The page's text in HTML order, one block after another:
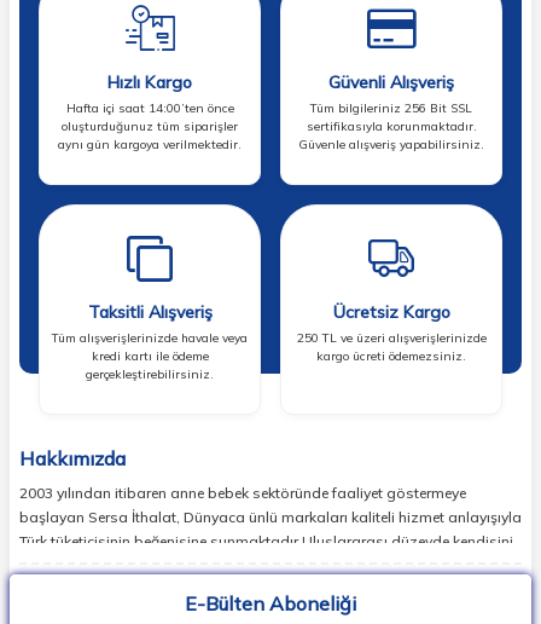
Hızlı Kargo
Hafta içi saat 14:00’ten önce
oluşturduğunuz tüm siparişler
aynı gün kargoya verilmektedir.
Güvenli Alışveriş
Tüm bilgileriniz 256 Bit SSL
sertifikasıyla korunmaktadır.
Güvenle alışveriş yapabilirsiniz.
Taksitli Alışveriş
Tüm alışverişlerinizde havale veya
kredi kartı ile ödeme
gerçekleştirebilirsiniz.
Ücretsiz Kargo
250 TL ve üzeri alışverişlerinizde
kargo ücreti ödemezsiniz.
Hakkımızda
2003 yılından itibaren anne bebek sektöründe faaliyet göstermeye
başlayan Sersa İthalat, Dünyaca ünlü markaları kaliteli hizmet anlayışıyla
Türk tüketicisinin beğenisine sunmaktadır.Uluslararası düzeyde kendisini
ispatlamış en doğru markaları sizlerle buluşturan Sersa İthalat,
Dünyada en popüler bebek markalarının ürün koleksiyonlarının
E-Bülten Aboneliği